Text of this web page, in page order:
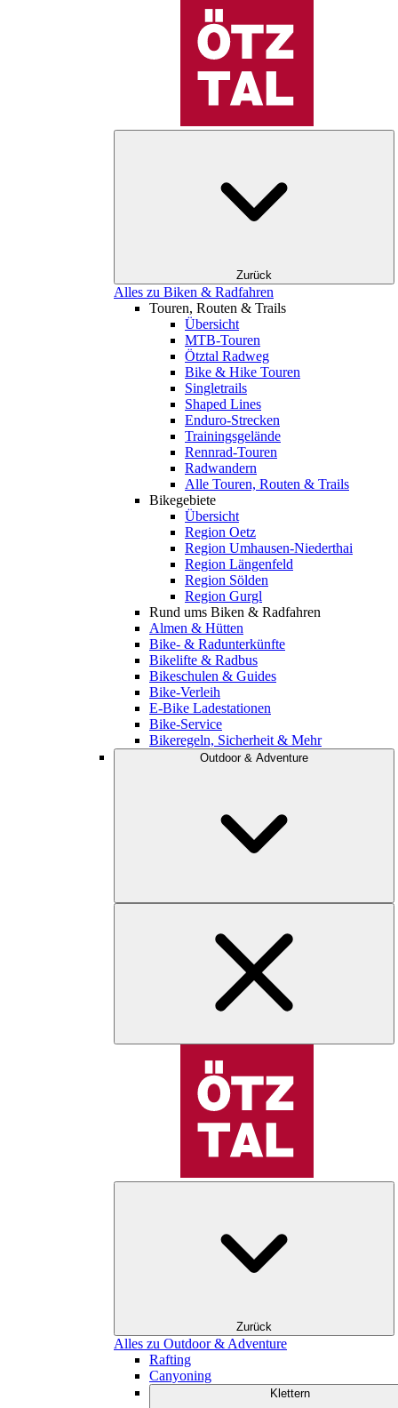
Zurück
Alles zu Biken & Radfahren
Touren, Routen & Trails
Übersicht
MTB-Touren
Ötztal Radweg
Bike & Hike Touren
Singletrails
Shaped Lines
Enduro-Strecken
Trainingsgelände
Rennrad-Touren
Radwandern
Alle Touren, Routen & Trails
Bikegebiete
Übersicht
Region Oetz
Region Umhausen-Niederthai
Region Längenfeld
Region Sölden
Region Gurgl
Rund ums Biken & Radfahren
Almen & Hütten
Bike- & Radunterkünfte
Bikelifte & Radbus
Bikeschulen & Guides
Bike-Verleih
E-Bike Ladestationen
Bike-Service
Bikeregeln, Sicherheit & Mehr
Outdoor & Adventure
Zurück
Alles zu Outdoor & Adventure
Rafting
Canyoning
Klettern